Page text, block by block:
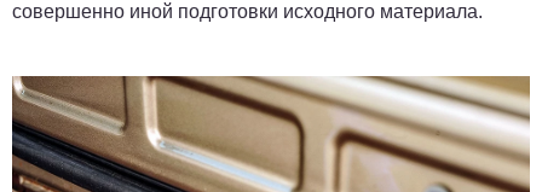
совершенно иной подготовки исходного материала.